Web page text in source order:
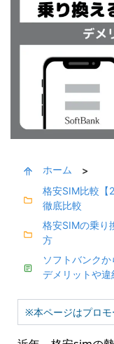
ホーム
>
格安SIM比較【
徹底比較
格安SIMの乗り
方
ソフトバンク
デメリットや違
※本ページはプロモ